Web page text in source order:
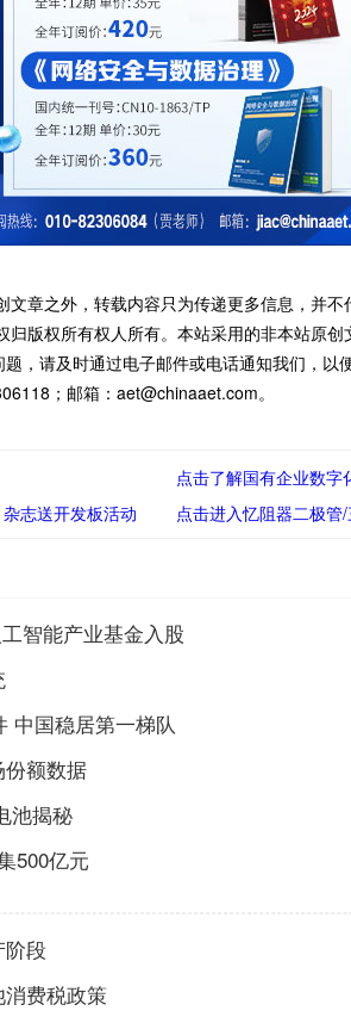
文章之外，转载内容只为传递更多信息，并
版权所有权人所有。本站采用的非本站原
，请及时通过电子邮件或电话通知我们，以
；邮箱：aet@chinaaet.com。
点击了解国有企业数字
志送开发板活动
点击进入忆阻器二极管
智能产业基金入股
中国稳居第一梯队
额数据
池揭秘
500亿元
阶段
费税政策